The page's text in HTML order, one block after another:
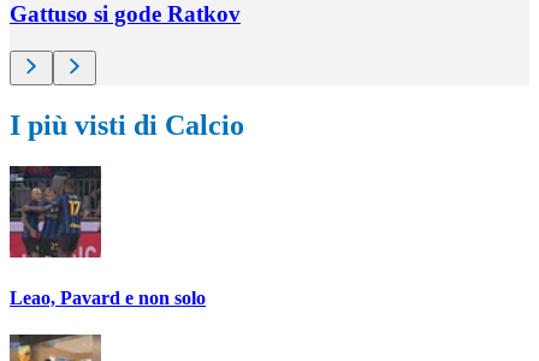
Gattuso si gode Ratkov
I più visti di Calcio
Leao, Pavard e non solo